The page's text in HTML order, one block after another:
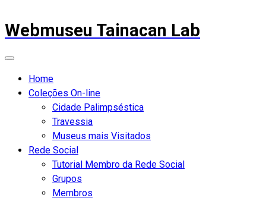
Webmuseu Tainacan Lab
Home
Coleções On-line
Cidade Palimpséstica
Travessia
Museus mais Visitados
Rede Social
Tutorial Membro da Rede Social
Grupos
Membros